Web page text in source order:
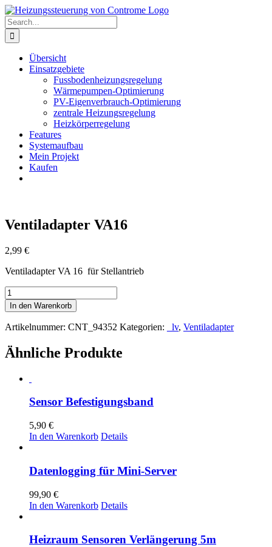
Skip
to
content
Search
for:
Übersicht
Einsatzgebiete
Fussbodenheizungsregelung
Wärmepumpen-Optimierung
PV-Eigenverbrauch-Optimierung
zentrale Heizungsregelung
Heizkörperregelung
Features
Systemaufbau
Mein Projekt
Kaufen
Ventiladapter VA16
2,99 €
Ventiladapter VA 16 für Stellantrieb
Ventiladapter
VA16
Menge
In den Warenkorb
Artikelnummer: CNT_94352 Kategorien: _lv, Ventiladapter
Ähnliche Produkte
Sensor Befestigungsband
5,90 €
In den Warenkorb Details
Datenlogging für Mini-Server
99,90 €
In den Warenkorb Details
Heizraum Sensoren Verlängerung 5m